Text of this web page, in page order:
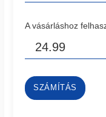
A vásárláshoz
SZÁMÍTÁS